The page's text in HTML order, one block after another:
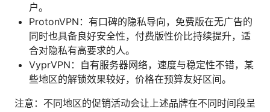
户。
ProtonVPN：有口碑的隐私导向，免费版在无广告的
同时也具备良好安全性，付费版性价比持续提升，适
合对隐私有高要求的人。
VyprVPN：自有服务器网络，速度与稳定性不错，某
些地区的解锁效果较好，价格在预算友好区间。
注意：不同地区的促销活动会让上述品牌在不同时间段呈